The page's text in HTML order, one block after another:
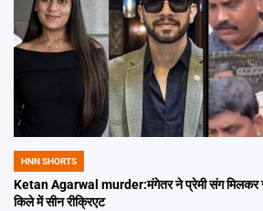
POSTED
IN
HNN SHORTS
Ketan Agarwal murder:मंगेतर ने प्रेमी संग मिलकर
किले में सीन रीक्रिएट